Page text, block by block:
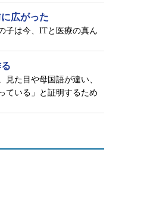
広がった
子は今、ITと医療の真ん
た目や母国語が違い、
ている」と証明するため